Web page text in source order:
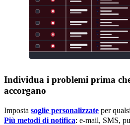
Individua i problemi prima
accorgano
Imposta soglie personalizzate per
Più metodi di notifica: e-mail, SMS,